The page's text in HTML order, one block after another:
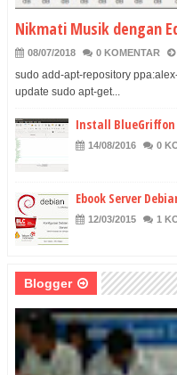
Nikmati Musik dengan
08/07/2018 0 KOMENTAR
sudo add-apt-repository
update sudo apt-get...
Install BlueGriffon
14/08/2016 0
Ebook Server
12/03/2015 1
Blogger